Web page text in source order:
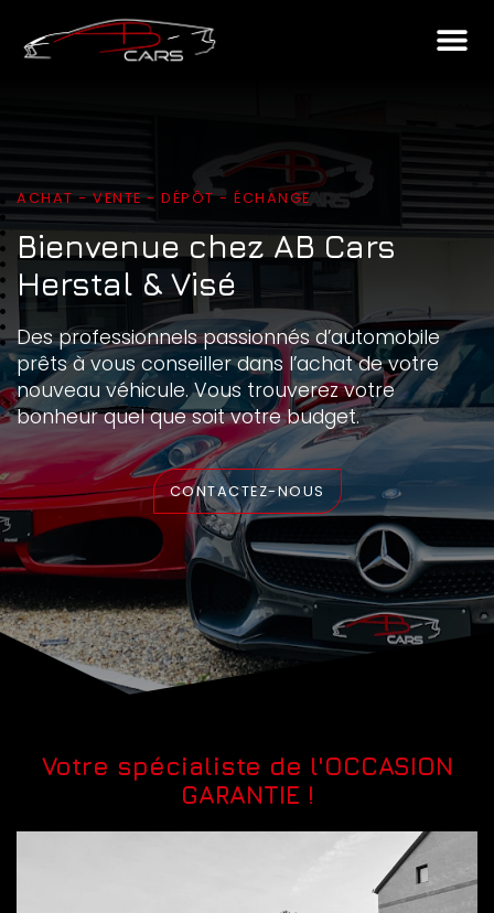
ACHAT - VENTE - DÉPÔT - ÉCHANGE
Bienvenue chez AB Cars
Herstal & Visé
Des professionnels passionnés d’automobile
prêts à vous conseiller dans l’achat de votre
nouveau véhicule. Vous trouverez votre
bonheur quel que soit votre budget.
CONTACTEZ-NOUS
Votre spécialiste de l'OCCASION
GARANTIE !